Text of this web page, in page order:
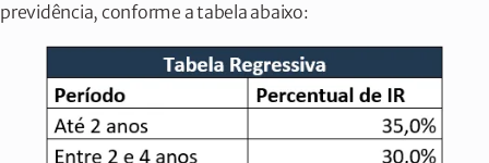
previdência, conforme a tabela abaixo: